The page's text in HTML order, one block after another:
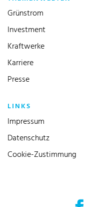
Grünstrom
Investment
Kraftwerke
Karriere
Presse
LINKS
Impressum
Datenschutz
Cookie-Zustimmung